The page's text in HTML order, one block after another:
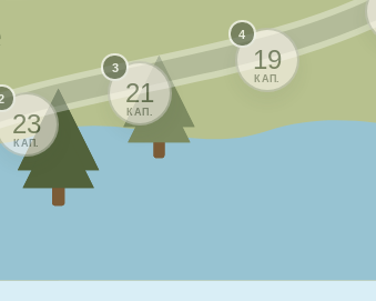
23
КАП.
3
21
КАП.
4
19
КАП.